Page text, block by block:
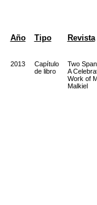
Año Tipo Revista
2013
Capítulo
de libro
Two
A
Work of
Malkiel